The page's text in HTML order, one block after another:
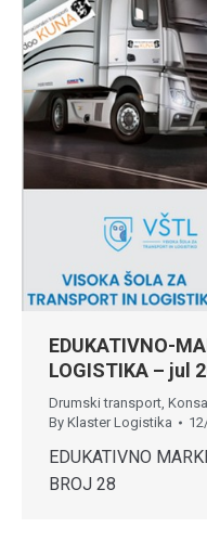
EDUKATIVNO-
LOGISTIKA – jul
Drumski transport,
By Klaster Logistika
EDUKATIVNO
BROJ 28